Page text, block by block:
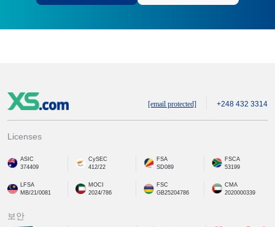
[email protected] +248 432 3314
Licenses
ASIC
374409
CySEC
412/22
FSA
SD089
FSCA
53199
LFSA
MB/21/0081
MOCI
2024/786
FSC
GB25204786
CMA
2020000339
보안